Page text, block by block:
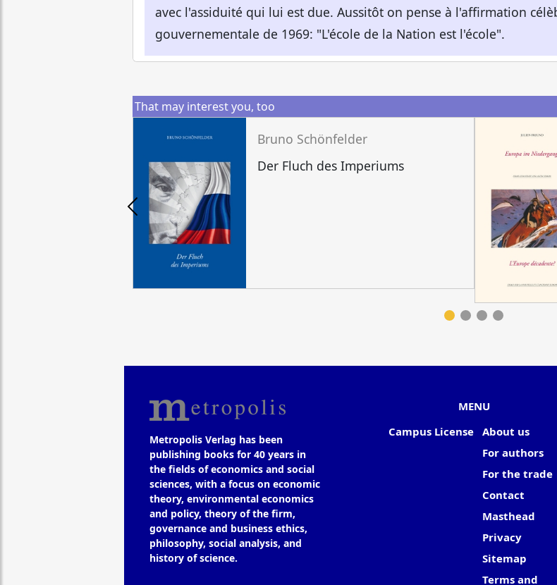
avec l'assiduité qui lui est due. Aussitôt on pense à l'affirmation
gouvernementale de 1969: "L'école de la Nation est l'école".
That may interest you, too
Bruno Schönfelder
Der Fluch des Imperiums
Metropolis Verlag has been
publishing books for 40 years in
the fields of economics and social
sciences, with a focus on economic
theory, environmental economics
and policy, theory of the firm,
governance and business ethics,
philosophy, social analysis, and
history of science.
MENU
Campus License
About us
For authors
For the trade
Contact
Masthead
Privacy
Sitemap
Terms and